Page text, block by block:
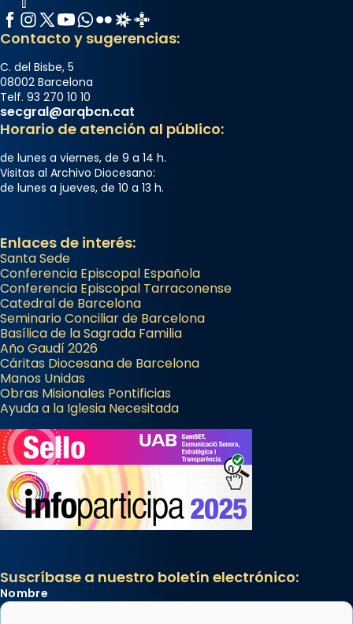
Facebook
Instagram
X / Twitter
YouTube
WhatsApp
FlickrRadio Estel
Catalunya Cristiana
Contacto y sugerencias:
C. del Bisbe, 5
08002 Barcelona
Telf. 93 270 10 10
secgral@arqbcn.cat
Horario de atención al público:
de lunes a viernes, de 9 a 14 h.
Visitas al Archivo Diocesano:
de lunes a jueves, de 10 a 13 h.
Enlaces de interés:
Santa Sede
Conferencia Episcopal Española
Conferencia Episcopal Tarraconense
Catedral de Barcelona
Seminario Conciliar de Barcelona
Basílica de la Sagrada Familia
Año Gaudí 2026
Cáritas Diocesana de Barcelona
Manos Unidas
Obras Misionales Pontificias
Ayuda a la Iglesia Necesitada
Suscríbase a nuestro boletín electrónico:
Nombre